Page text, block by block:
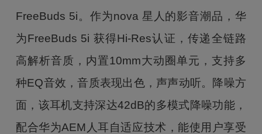
FreeBuds 5i。作为nova 星人的影音潮品，华
为FreeBuds 5i 获得Hi-Res认证，传递全链路
高解析音质，内置10mm大动圈单元，支持多
种EQ音效，音质表现出色，声声动听。降噪方
面，该耳机支持深达42dB的多模式降噪功能，
配合华为AEM人耳自适应技术，能使用户享受